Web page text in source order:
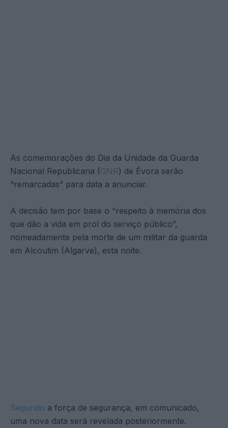
As comemorações do Dia da Unidade da Guarda
Nacional Republicana (GNR) de Évora serão
“remarcadas” para data a anunciar.
A decisão tem por base o “respeito à memória dos
que dão a vida em prol do serviço público”,
nomeadamente pela morte de um militar da guarda
em Alcoutim (Algarve), esta noite.
Segundo a força de segurança, em comunicado,
uma nova data será revelada posteriormente.